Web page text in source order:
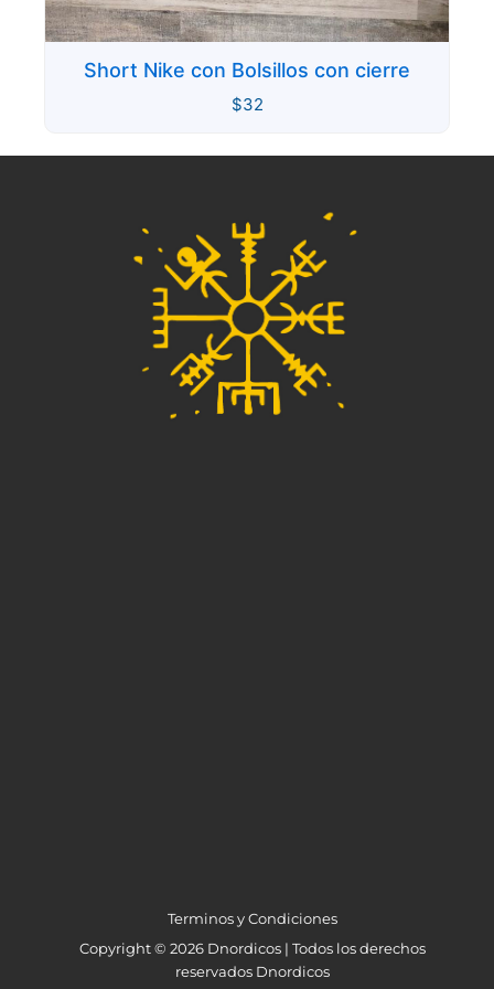
Short Nike con Bolsillos con cierre
$32
Terminos y Condiciones
Copyright © 2026 Dnordicos | Todos los derechos
reservados Dnordicos